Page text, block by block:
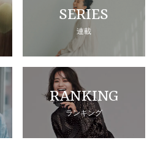
SERIES
連載
RANKING
ランキング